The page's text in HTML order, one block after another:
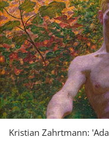
Kristian Zahrtmann: